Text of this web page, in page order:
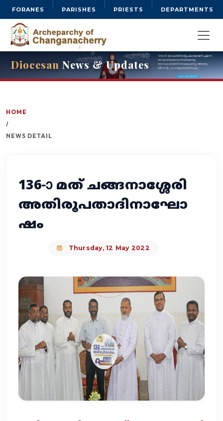
FORANES PARISHES PRIESTS DEPARTMENTS
Diocesan News & Updates
HOME
/
NEWS DETAIL
136-ാ മത് ചങ്ങനാശ്ശേരി
അതിരൂപതാദിനാഘോ
ഷം
Thursday, 12 May 2022